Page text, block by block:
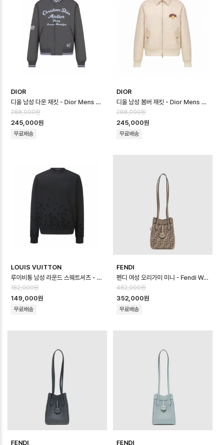
DIOR
디올 남성 다운 재킷 - Dior Mens Down Jacket - dic16659x
288,000원
245,000원
무료배송
DIOR
디올 남성 봄버 재킷 - Dior Mens Bomber Jacket - dic16658x
288,000원
245,000원
무료배송
LOUIS VUITTON
루이비통 남성 라운드 스웨트셔츠 - Louis vuitton Mens Round Sweat…
182,000원
149,000원
무료배송
FENDI
펜디 여성 오리가미 미니 - Fendi Womens Origami Mini - feb170…
482,000원
352,000원
무료배송
FENDI FENDI